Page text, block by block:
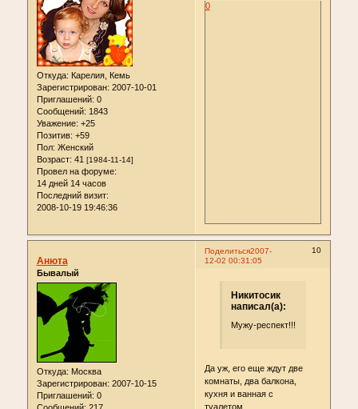
Откуда: Карелия, Кемь
Зарегистрирован: 2007-10-01
Приглашений: 0
Сообщений: 1843
Уважение: +25
Позитив: +59
Пол: Женский
Возраст: 41 [1984-11-14]
Провел на форуме:
14 дней 14 часов
Последний визит:
2008-10-19 19:46:36
0
Поделиться 10
2007-
12-02 00:31:05
Анюта
Бывалый
Откуда: Москва
Зарегистрирован: 2007-10-15
Приглашений: 0
Никитосик
написал(а):
Мужу-респект!!!
Да уж, его еще ждут две
комнаты, два балкона,
кухня и ванная с
туалетом.....